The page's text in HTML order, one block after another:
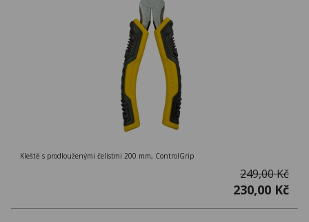
Kleště s prodlouženými čelistmi 200 mm, ControlGrip
249,00 Kč
230,00 Kč